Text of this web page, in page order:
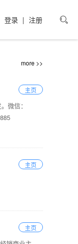

登录 | 注册
more >>
主页
微信：
主页
主页